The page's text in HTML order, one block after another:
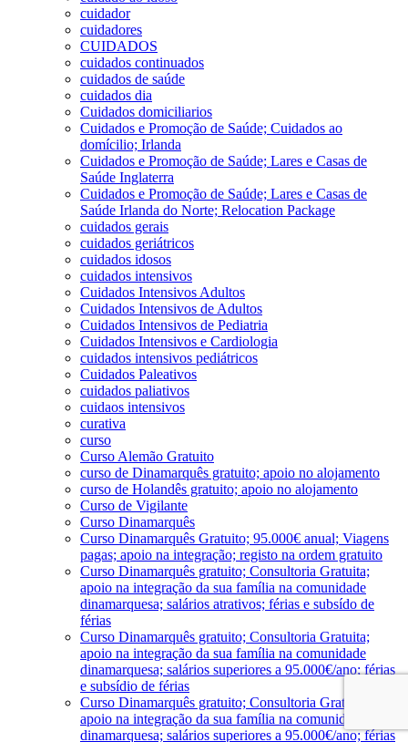
cuidador
cuidadores
CUIDADOS
cuidados continuados
cuidados de saúde
cuidados dia
Cuidados domiciliarios
Cuidados e Promoção de Saúde; Cuidados ao
domícilio; Irlanda
Cuidados e Promoção de Saúde; Lares e Casas de
Saúde Inglaterra
Cuidados e Promoção de Saúde; Lares e Casas de
Saúde Irlanda do Norte; Relocation Package
cuidados gerais
cuidados geriátricos
cuidados idosos
cuidados intensivos
Cuidados Intensivos Adultos
Cuidados Intensivos de Adultos
Cuidados Intensivos de Pediatria
Cuidados Intensivos e Cardiologia
cuidados intensivos pediátricos
Cuidados Paleativos
cuidados paliativos
cuidaos intensivos
curativa
curso
Curso Alemão Gratuito
curso de Dinamarquês gratuito; apoio no alojamento
curso de Holandês gratuito; apoio no alojamento
Curso de Vigilante
Curso Dinamarquês
Curso Dinamarquês Gratuito; 95.000€ anual; Viagens
pagas; apoio na integração; registo na ordem gratuito
Curso Dinamarquês gratuito; Consultoria Gratuita;
apoio na integração da sua família na comunidade
dinamarquesa; salários atrativos; férias e subsído de
férias
Curso Dinamarquês gratuito; Consultoria Gratuita;
apoio na integração da sua família na comunidade
dinamarquesa; salários superiores a 95.000€/ano; férias
e subsídio de férias
Curso Dinamarquês gratuito; Consultoria Gratuita;
apoio na integração da sua família na comunidade
dinamarquesa; salários superiores a 95.000€/ano; férias